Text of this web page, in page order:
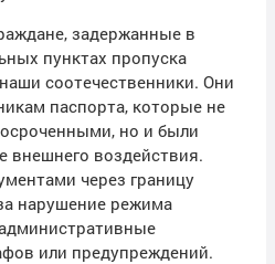
задержанные в
пунктах пропуска
соотечественники. Они
паспорта, которые не
но и были
внешнего воздействия.
через границу
нарушение режима
или предупреждений.